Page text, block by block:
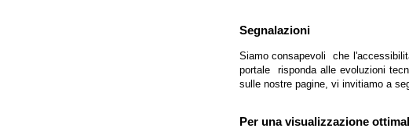
Segnalazioni
Siamo consapevoli che
portale risponda alle evoluzioni
sulle nostre pagine, vi invitiamo a
Per una visualizzazione